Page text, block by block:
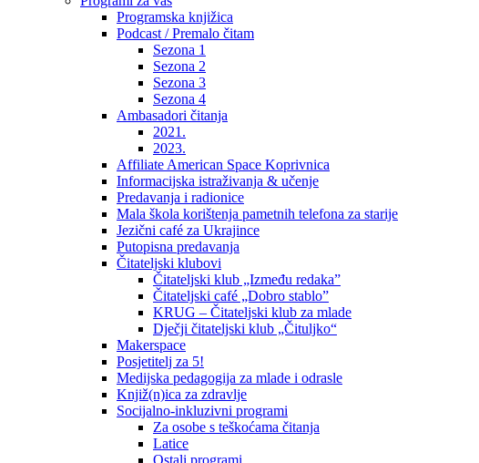
Programska knjižica
Podcast / Premalo čitam
Sezona 1
Sezona 2
Sezona 3
Sezona 4
Ambasadori čitanja
2021.
2023.
Affiliate American Space Koprivnica
Informacijska istraživanja & učenje
Predavanja i radionice
Mala škola korištenja pametnih telefona za starije
Jezični café za Ukrajince
Putopisna predavanja
Čitateljski klubovi
Čitateljski klub „Između redaka”
Čitateljski café „Dobro stablo”
KRUG – Čitateljski klub za mlade
Dječji čitateljski klub „Čituljko“
Makerspace
Posjetitelj za 5!
Medijska pedagogija za mlade i odrasle
Knjiž(n)ica za zdravlje
Socijalno-inkluzivni programi
Za osobe s teškoćama čitanja
Latice